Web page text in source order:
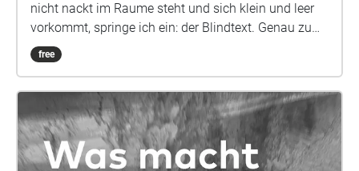
nicht nackt im Raume steht und sich klein und leer
vorkommt, springe ich ein: der Blindtext. Genau zu
diesem Zwecke erschaffen, immer im Schatten
meines großen Bruders »Lorem Ipsum«, freue ich
esse est percipi - Sein ist wahrgenommen werden.
free